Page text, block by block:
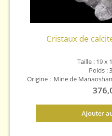
Cristaux de
Taille : 19 x
Poids :
Origine : Mine de
Ajouter